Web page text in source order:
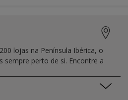
lojas na Península Ibérica, o
sempre perto de si. Encontre a